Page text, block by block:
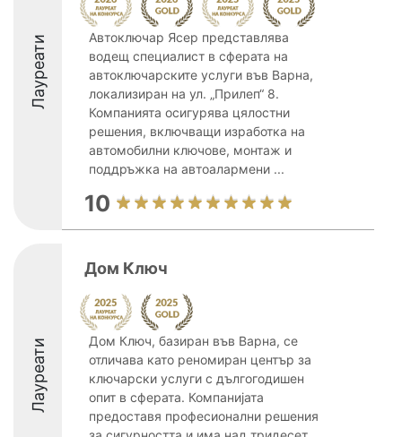
Лауреати
Автоключар Ясер представлява
водещ специалист в сферата на
автоключарските услуги във Варна,
локализиран на ул. „Прилеп“ 8.
Компанията осигурява цялостни
решения, включващи изработка на
автомобилни ключове, монтаж и
поддръжка на автоалармени ...
10
Лауреати
Дом Ключ
Дом Ключ, базиран във Варна, се
отличава като реномиран център за
ключарски услуги с дългогодишен
опит в сферата. Компанијата
предоставя професионални решения